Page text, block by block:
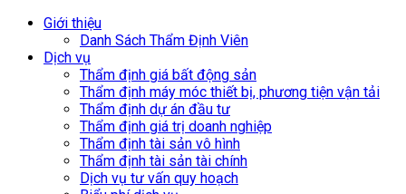
Giới thiệu
Danh Sách Thẩm Định Viên
Dịch vụ
Thẩm định giá bất động sản
Thẩm định máy móc thiết bị, phương tiện vận tải
Thẩm định dự án đầu tư
Thẩm định giá trị doanh nghiệp
Thẩm định tài sản vô hình
Thẩm định tài sản tài chính
Dịch vụ tư vấn quy hoạch